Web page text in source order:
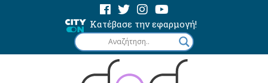
Κατέβασε την εφαρμογή!